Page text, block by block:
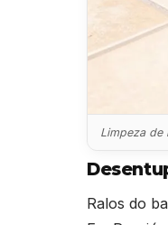
Limpeza de
Ralos do